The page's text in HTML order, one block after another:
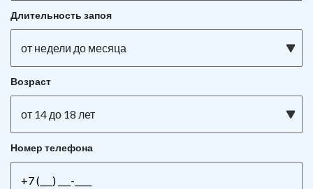
Длительность запоя
от недели до месяца
Возраст
от 14 до 18 лет
Номер телефона